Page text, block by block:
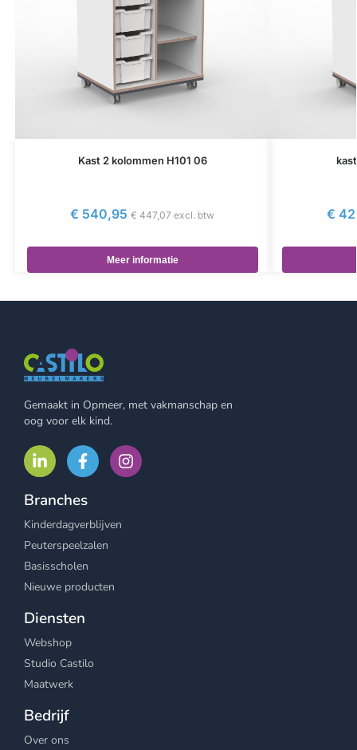
Kast 2 kolommen H101 06
€ 540,95 € 447,07 excl. btw
Meer informatie
€
Gemaakt in Opmeer, met vakmanschap en
oog voor elk kind.
Branches
Kinderdagverblijven
Peuterspeelzalen
Basisscholen
Nieuwe producten
Diensten
Webshop
Studio Castilo
Maatwerk
Bedrijf
Over ons